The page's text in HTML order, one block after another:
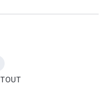
TOUT